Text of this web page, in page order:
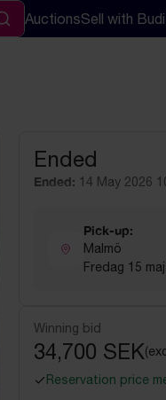
Search
AuctionsSell with Budi
Ended
Ended: 14 May 2026
Pick-up:
Malmö
Fredag 15
Winning bid
34,700 SEK
Reservation price